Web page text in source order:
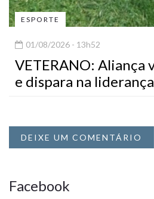
ESPORTE
01/08/2026 - 13h52
VETERANO: Aliança
e dispara na
DEIXE UM COMENTÁRIO
Facebook